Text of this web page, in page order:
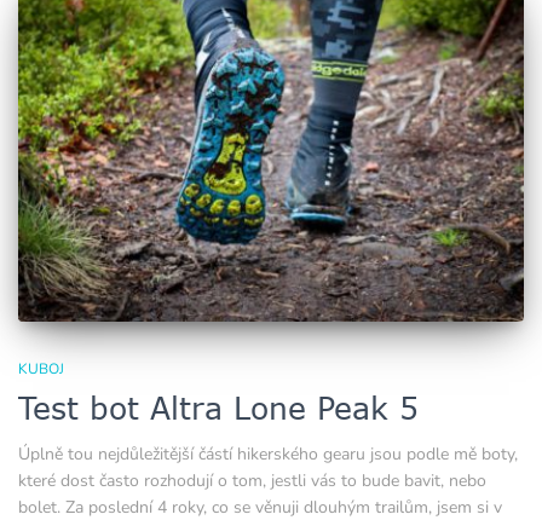
KUBOJ
Test bot Altra Lone Peak 5
Úplně tou nejdůležitější částí hikerského gearu jsou podle mě boty,
které dost často rozhodují o tom, jestli vás to bude bavit, nebo
bolet. Za poslední 4 roky, co se věnuji dlouhým trailům, jsem si v